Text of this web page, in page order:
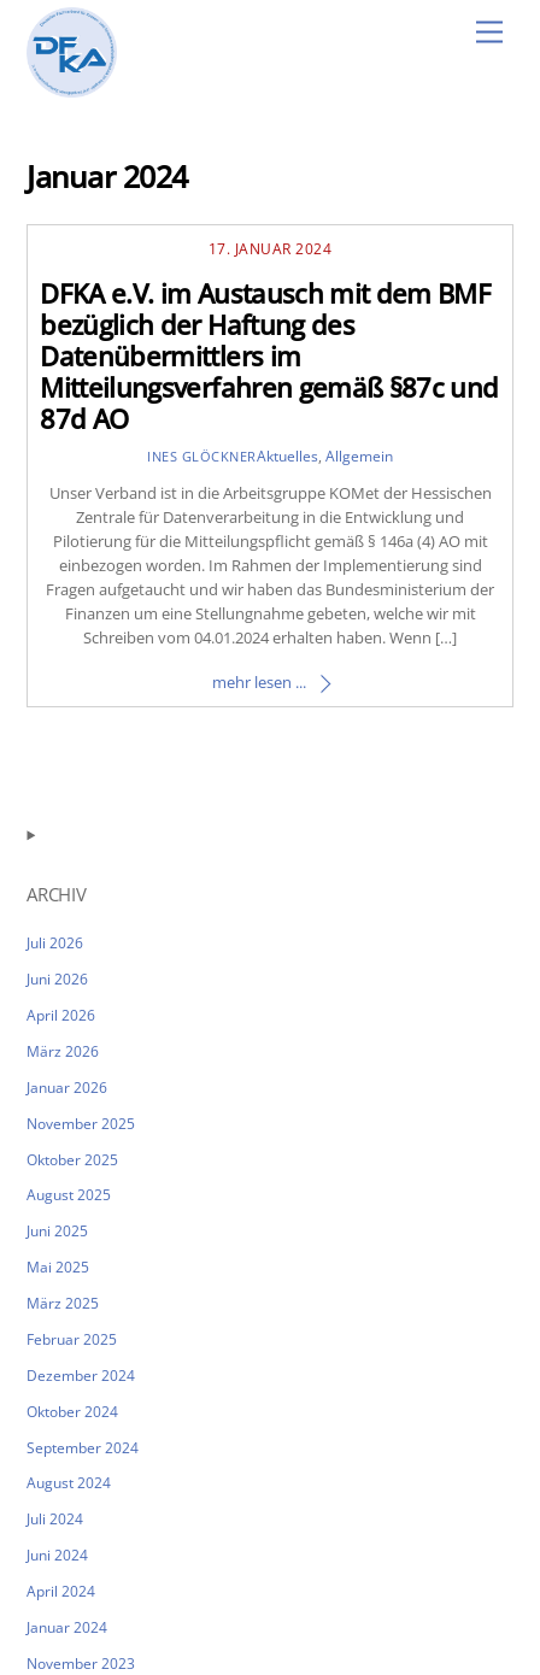
content
Januar 2024
17. JANUAR 2024
DFKA e.V. im Austausch mit dem BMF
bezüglich der Haftung des
Datenübermittlers im
Mitteilungsverfahren gemäß §87c und
87d AO
INES GLÖCKNERAktuelles Allgemein
Unser Verband ist in die Arbeitsgruppe KOMet der Hessischen
Zentrale für Datenverarbeitung in die Entwicklung und
Pilotierung für die Mitteilungspflicht gemäß § 146a (4) AO mit
einbezogen worden. Im Rahmen der Implementierung sind
Fragen aufgetaucht und wir haben das Bundesministerium der
Finanzen um eine Stellungnahme gebeten, welche wir mit
Schreiben vom 04.01.2024 erhalten haben. Wenn […]
mehr lesen ...
ARCHIV
Juli 2026
Juni 2026
April 2026
März 2026
Januar 2026
November 2025
Oktober 2025
August 2025
Juni 2025
Mai 2025
März 2025
Februar 2025
Dezember 2024
Oktober 2024
September 2024
August 2024
Juli 2024
Juni 2024
April 2024
Januar 2024
November 2023